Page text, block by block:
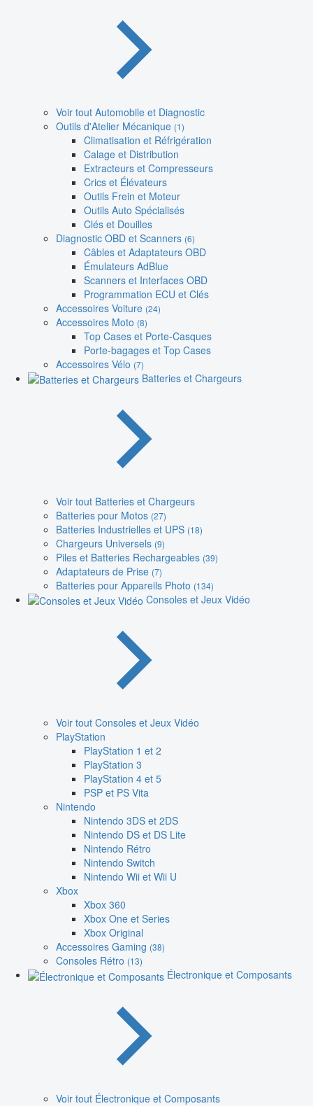
Voir tout Automobile et Diagnostic
Outils d'Atelier Mécanique (1)
Climatisation et Réfrigération
Calage et Distribution
Extracteurs et Compresseurs
Crics et Élévateurs
Outils Frein et Moteur
Outils Auto Spécialisés
Clés et Douilles
Diagnostic OBD et Scanners (6)
Câbles et Adaptateurs OBD
Émulateurs AdBlue
Scanners et Interfaces OBD
Programmation ECU et Clés
Accessoires Voiture (24)
Accessoires Moto (8)
Top Cases et Porte-Casques
Porte-bagages et Top Cases
Accessoires Vélo (7)
Batteries et Chargeurs
Voir tout Batteries et Chargeurs
Batteries pour Motos (27)
Batteries Industrielles et UPS (18)
Chargeurs Universels (9)
Piles et Batteries Rechargeables (39)
Adaptateurs de Prise (7)
Batteries pour Appareils Photo (134)
Consoles et Jeux Vidéo
Voir tout Consoles et Jeux Vidéo
PlayStation
PlayStation 1 et 2
PlayStation 3
PlayStation 4 et 5
PSP et PS Vita
Nintendo
Nintendo 3DS et 2DS
Nintendo DS et DS Lite
Nintendo Rétro
Nintendo Switch
Nintendo Wii et Wii U
Xbox
Xbox 360
Xbox One et Series
Xbox Original
Accessoires Gaming (38)
Consoles Rétro (13)
Électronique et Composants
Voir tout Électronique et Composants